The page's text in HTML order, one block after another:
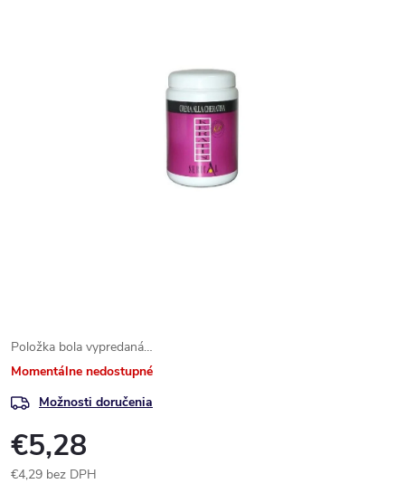
Položka bola vypredaná…
Momentálne nedostupné
Možnosti doručenia
€5,28
€4,29 bez DPH